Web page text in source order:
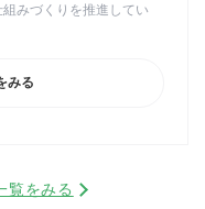
みづくりを推進してい
みる
覧をみる